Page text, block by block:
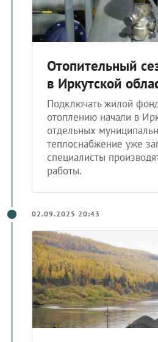
Отопительный
в Иркутской
Подключать жилой
отоплению начали в
отдельных
теплоснабжение уже
специалисты
работы.
02.09.2025 20:43